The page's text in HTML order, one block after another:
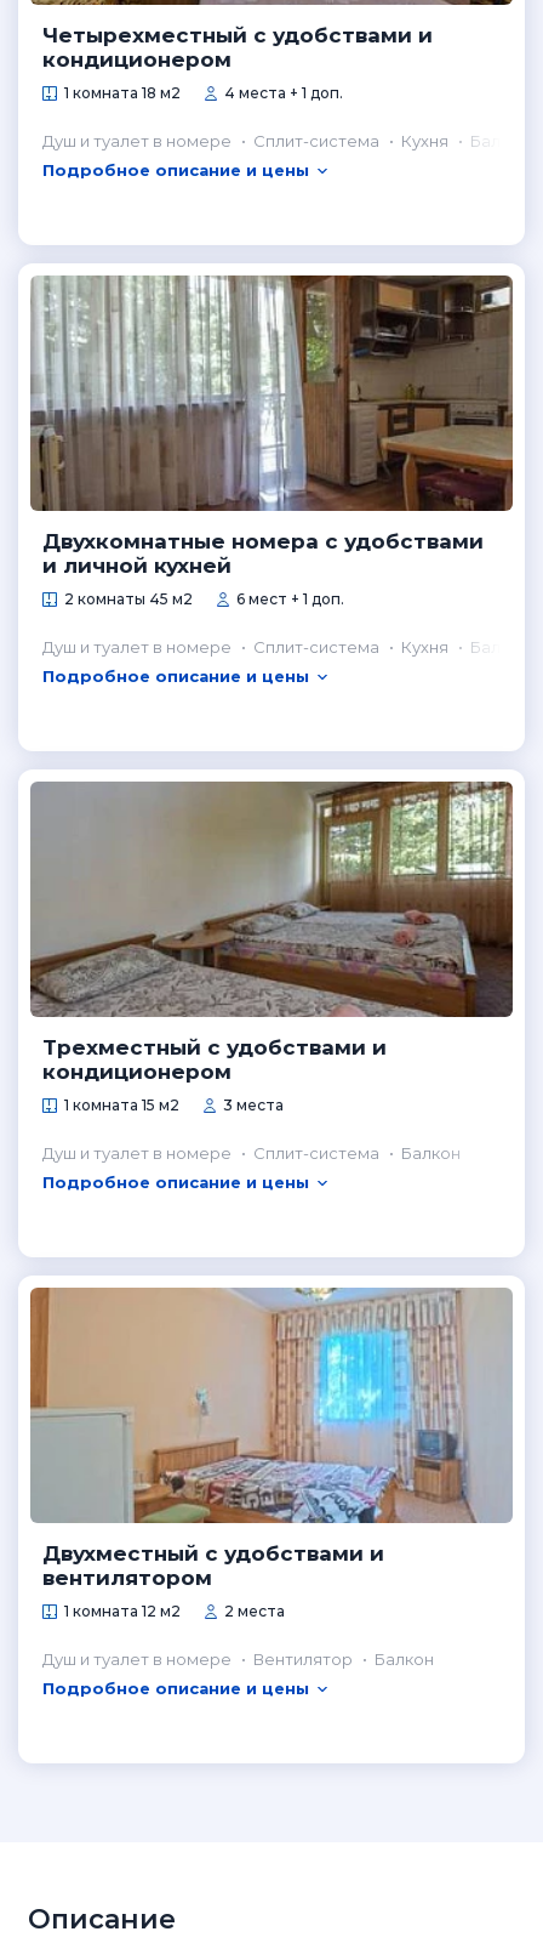
Четырехместный с удобствами и
кондиционером
1 комната 18 м2 4 места + 1 доп.
Душ и туалет в номере Сплит-система Кухня
Балкон
Подробное описание и цены
Двухкомнатные номера с удобствами
и личной кухней
2 комнаты 45 м2 6 мест + 1 доп.
Душ и туалет в номере Сплит-система Кухня
Балкон
Подробное описание и цены
Трехместный с удобствами и
кондиционером
1 комната 15 м2 3 места
Душ и туалет в номере Сплит-система
Балкон
Подробное описание и цены
Двухместный с удобствами и
вентилятором
1 комната 12 м2 2 места
Душ и туалет в номере Вентилятор
Балкон
Подробное описание и цены
Описание